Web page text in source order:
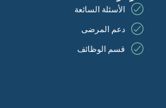
الأسئلة السائعة
دعم المرضى
قسم الوظائف